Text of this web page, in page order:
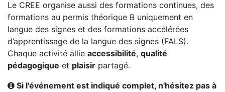
Le CREE organise aussi des formations continues, des
formations au permis théorique B uniquement en
langue des signes et des formations accélérées
d’apprentissage de la langue des signes (FALS).
Chaque activité allie accessibilité, qualité
pédagogique et plaisir partagé.
Si l'événement est indiqué complet, n'hésitez pas à